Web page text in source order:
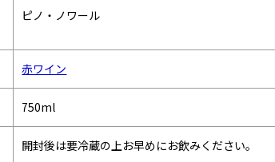
ピノ・ノワール
赤ワイン
750ml
開封後は要冷蔵の上お早めにお飲みください。